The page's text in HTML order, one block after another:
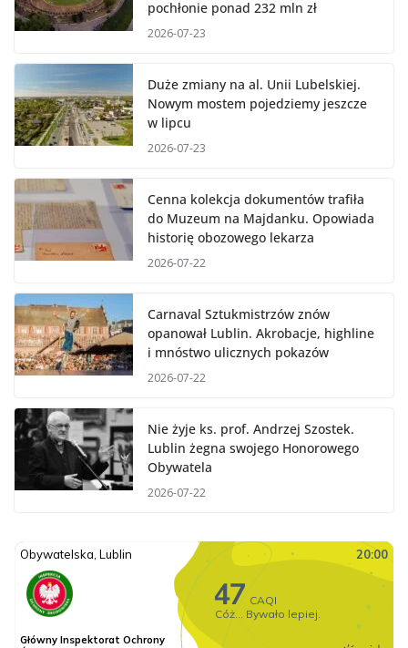
pochłonie ponad 232 mln zł
2026-07-23
Duże zmiany na al. Unii Lubelskiej.
Nowym mostem pojedziemy jeszcze
w lipcu
2026-07-23
Cenna kolekcja dokumentów trafiła
do Muzeum na Majdanku. Opowiada
historię obozowego lekarza
2026-07-22
Carnaval Sztukmistrzów znów
opanował Lublin. Akrobacje, highline
i mnóstwo ulicznych pokazów
2026-07-22
Nie żyje ks. prof. Andrzej Szostek.
Lublin żegna swojego Honorowego
Obywatela
2026-07-22